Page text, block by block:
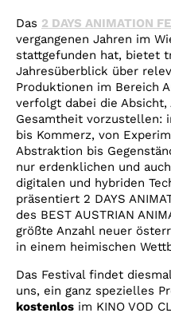
Das 2 DAYS ANIMATION
vergangenen Jahren im
stattgefunden hat, bietet
Jahresüberblick über
Produktionen im Bereich
verfolgt dabei die
Gesamtheit vorzustellen:
bis Kommerz, von
Abstraktion bis
nur erdenklichen und
digitalen und hybriden
präsentiert 2 DAYS
des BEST AUSTRIAN
größte Anzahl neuer
in einem heimischen
Das Festival findet
uns, ein ganz spezielles
kostenlos im KINO VOD